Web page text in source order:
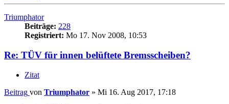
Triumphator
Beiträge: 228
Registriert: Mo 17. Nov 2008, 10:53
Re: TÜV für innen belüftete Bremsscheiben?
Zitat
Beitrag von Triumphator » Mi 16. Aug 2017, 17:18